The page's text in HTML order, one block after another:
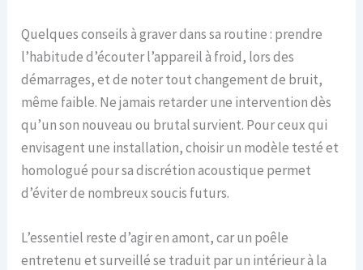
Quelques conseils à graver dans sa routine : prendre
l’habitude d’écouter l’appareil à froid, lors des
démarrages, et de noter tout changement de bruit,
même faible. Ne jamais retarder une intervention dès
qu’un son nouveau ou brutal survient. Pour ceux qui
envisagent une installation, choisir un modèle testé et
homologué pour sa discrétion acoustique permet
d’éviter de nombreux soucis futurs.
L’essentiel reste d’agir en amont, car un poêle
entretenu et surveillé se traduit par un intérieur à la